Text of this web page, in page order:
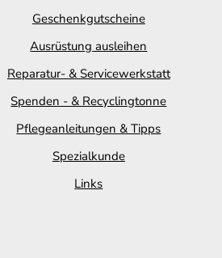
Geschenkgutscheine
Ausrüstung ausleihen
Reparatur- & Servicewerkstatt
Spenden - & Recyclingtonne
Pflegeanleitungen & Tipps
Spezialkunde
Links